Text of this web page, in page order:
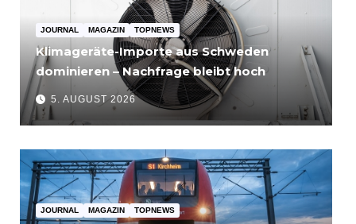
JOURNAL MAGAZIN TOPNEWS
Klimageräte-Importe aus Schweden
dominieren – Nachfrage bleibt hoch
5. AUGUST 2026
JOURNAL MAGAZIN TOPNEWS